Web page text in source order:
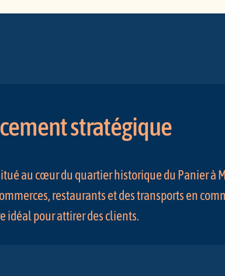
stratégique
au cœur du quartier historique du Panier à
restaurants et des transports en
idéal pour attirer des clients.